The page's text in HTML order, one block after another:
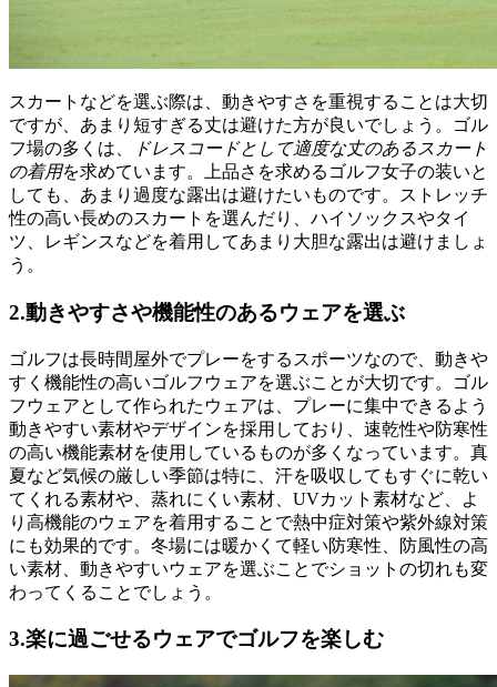
スカートなどを選ぶ際は、動きやすさを重視することは大切
ですが、あまり短すぎる丈は避けた方が良いでしょう。ゴル
フ場の多くは、
ドレスコードとして適度な丈のあるスカート
の着用を求めています。上品さを求めるゴルフ女子の装いと
しても、あまり過度な露出は避けたいものです。ストレッチ
性の高い長めのスカートを選んだり、ハイソックスやタイ
ツ、レギンスなどを着用してあまり大胆な露出は避けましょ
う。
2.動きやすさや機能性のあるウェアを選ぶ
ゴルフは長時間屋外でプレーをするスポーツなので、動きや
すく機能性の高いゴルフウェアを選ぶことが大切です。ゴル
フウェアとして作られたウェアは、プレーに集中できるよう
動きやすい素材やデザインを採用しており、速乾性や防寒性
の高い機能素材を使用しているものが多くなっています。真
夏など気候の厳しい季節は特に、汗を吸収してもすぐに乾い
てくれる素材や、蒸れにくい素材、UVカット素材など、よ
り高機能のウェアを着用することで熱中症対策や紫外線対策
にも効果的です。冬場には暖かくて軽い防寒性、防風性の高
い素材、動きやすいウェアを選ぶことでショットの切れも変
わってくることでしょう。
3.楽に過ごせるウェアでゴルフを楽しむ